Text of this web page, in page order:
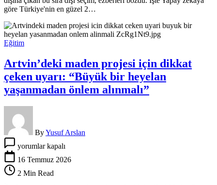
Tüm
ezberleri
bozdu
için
göre Türkiye'nin en güzel 2…
Eğitim
Artvin’deki maden projesi için dikkat
çeken uyarı: “Büyük bir heyelan
yaşanmadan önlem alınmalı”
ByYusuf Arslan
maden
projesi
dikkat
yorumlar kapalı
16 Temmuz 2026
2 Min Read